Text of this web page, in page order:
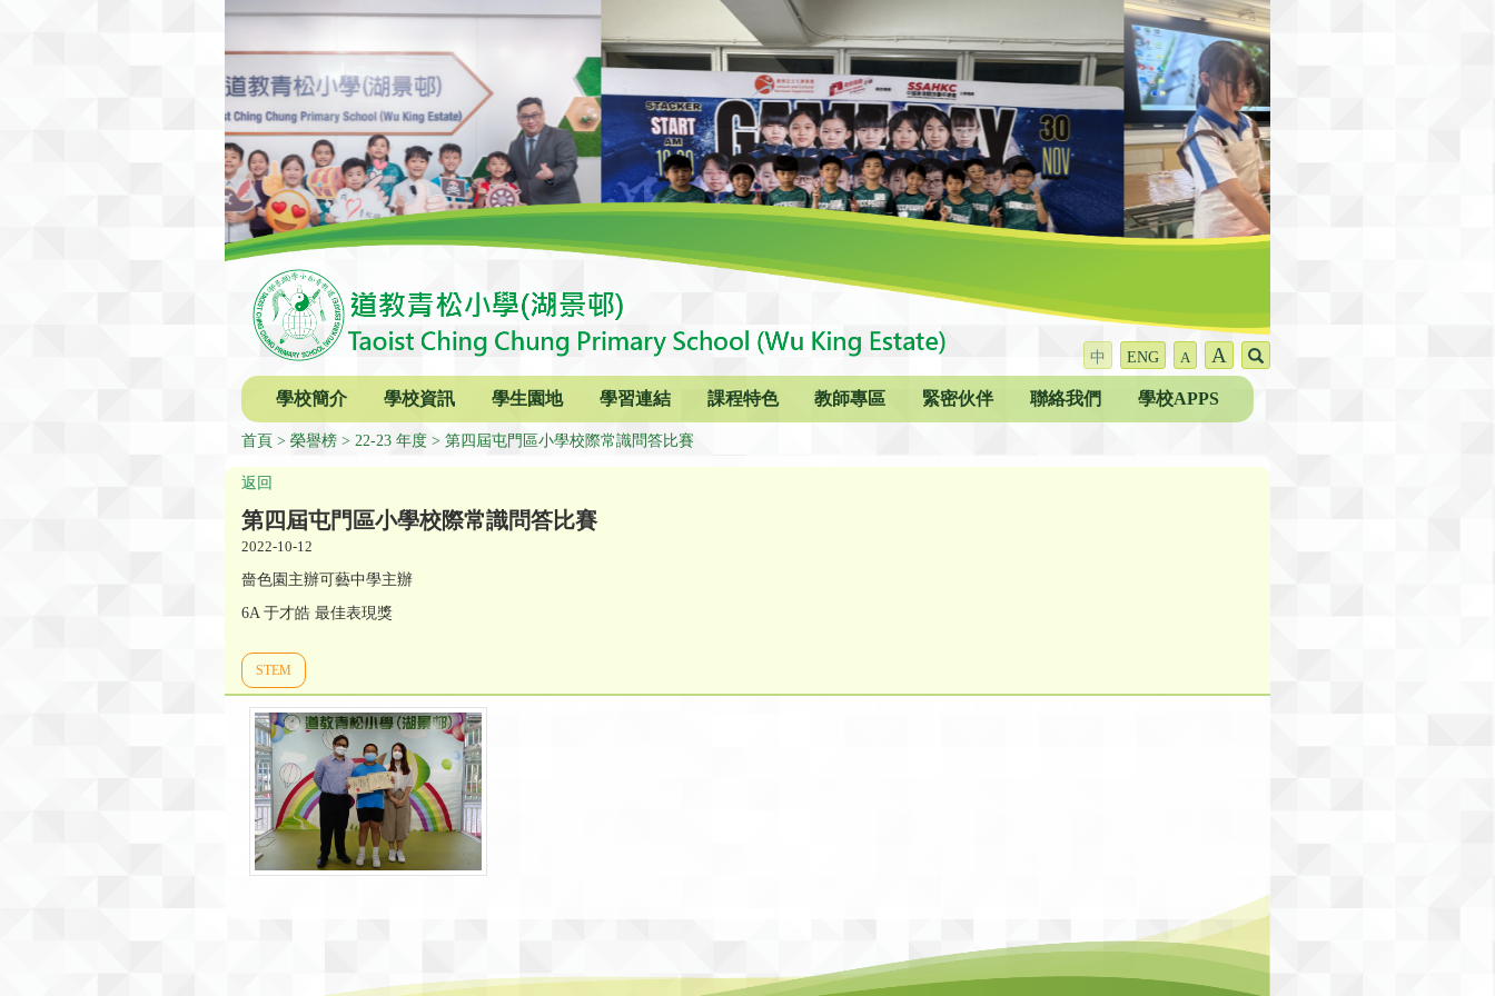
中 ENG A A
學校簡介 學校資訊 學生園地 學習連結 課程特色 教師專區 緊密伙伴 聯絡我們 學校APPS
首頁 榮譽榜 22-23 年度 第四屆屯門區小學校際常識問答比賽
返回
第四屆屯門區小學校際常識問答比賽
2022-10-12
嗇色園主辦可藝中學主辦
6A 于才皓 最佳表現獎
STEM